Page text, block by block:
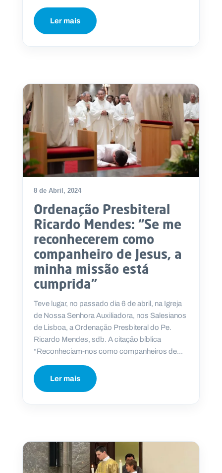
Ler mais
8 de Abril, 2024
Ordenação Presbiteral
Ricardo Mendes: “Se me
reconhecerem como
companheiro de Jesus, a
minha missão está
cumprida”
Teve lugar, no passado dia 6 de abril, na Igreja
de Nossa Senhora Auxiliadora, nos Salesianos
de Lisboa, a Ordenação Presbiteral do Pe.
Ricardo Mendes, sdb. A citação bíblica
“Reconheciam-nos como companheiros de...
Ler mais